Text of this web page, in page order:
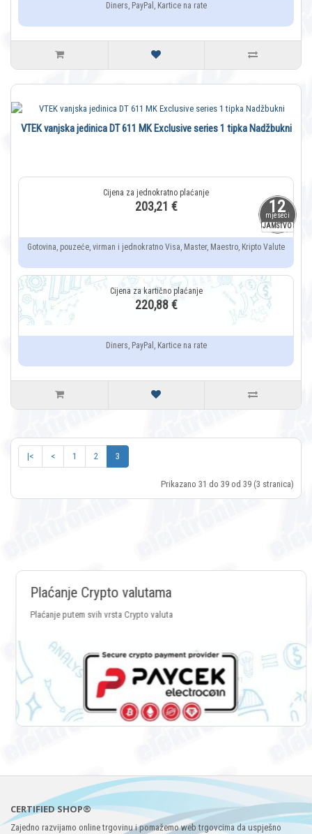
Diners, PayPal, Kartice na rate
12
mjeseci
JAMSTVO
VTEK vanjska jedinica DT 611 MK Exclusive series 1 tipka Nadžbukni
203,21 €
Gotovina, pouzeće, virman i jednokratno Visa, Master, Maestro, Kripto Valute
220,88 €
Diners, PayPal, Kartice na rate
|< < 1 2 3
Prikazano 31 do 39 od 39 (3 stranica)
Plaćanje Crypto valutama
Plaćanje putem svih vrsta Crypto valuta
CERTIFIED SHOP®
Zajedno razvijamo online trgovinu i pomažemo web trgovcima da uspješno